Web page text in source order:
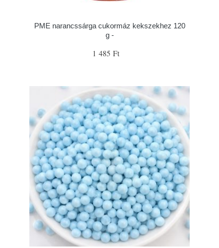
PME narancssárga cukormáz kekszekhez 120
g -
1 485 Ft